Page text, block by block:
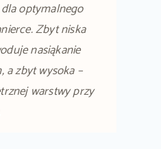
dla optymalnego
Zbyt niska
nasiąkanie
a zbyt wysoka –
warstwy przy